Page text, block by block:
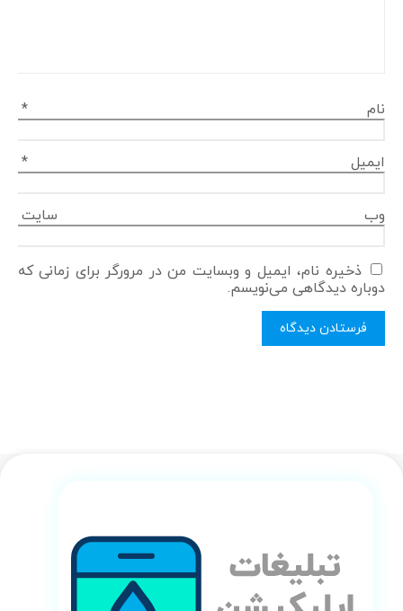
نام *
ایمیل *
وب‌ سایت
ذخیره نام، ایمیل و وبسایت من در مرورگر برای زمانی که
دوباره دیدگاهی می‌نویسم.